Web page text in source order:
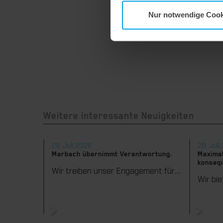
Nur notwendige
Weitere interessante Neuigkeiten
29. Juli 2026
Marbach übernimmt Verantwortung.
Wir treiben unser Engagement für Nachhaltigkeit konsequent weiter voran. Mit der Veröffentlichung des vierten Nachhaltigkeitsberichts dokumentieren wir erneut unsere Fortschritte auf dem Weg zu einer nachhaltigen Unternehmensführung.
28. Juli